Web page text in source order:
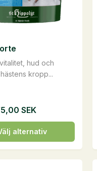
hud och
kropp...
SEK
alternativ